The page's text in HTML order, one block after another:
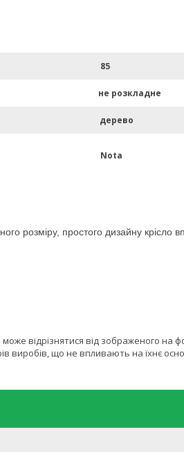
85
не розкладне
дерево
Nota
розміру, простого дизайну крісло
відрізнятися від зображеного на
виробів, що не впливають на їхнє